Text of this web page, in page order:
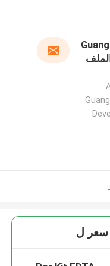
Technology Co.Ltd الملف
سعر ل